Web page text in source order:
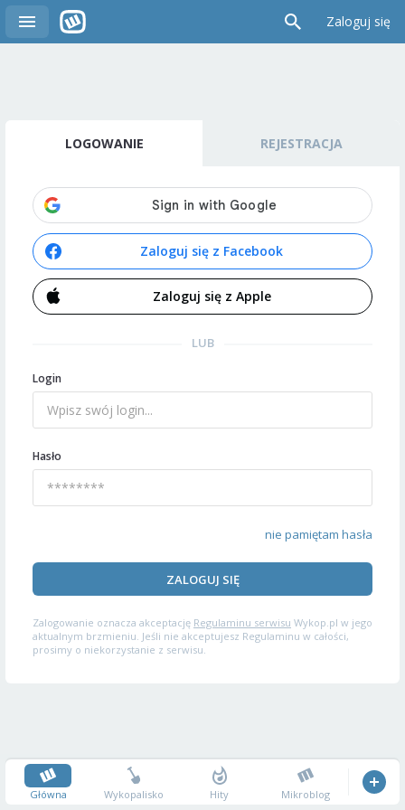
Zaloguj się
LOGOWANIE REJESTRACJA
Zaloguj się z Facebook
Zaloguj się z Apple
LUB
Login
Hasło
nie pamiętam hasła
ZALOGUJ SIĘ
Zalogowanie oznacza akceptację Regulaminu serwisu Wykop.pl w jego
aktualnym brzmieniu. Jeśli nie akceptujesz Regulaminu w całości,
prosimy o niekorzystanie z serwisu.
Główna Wykopalisko Hity Mikroblog